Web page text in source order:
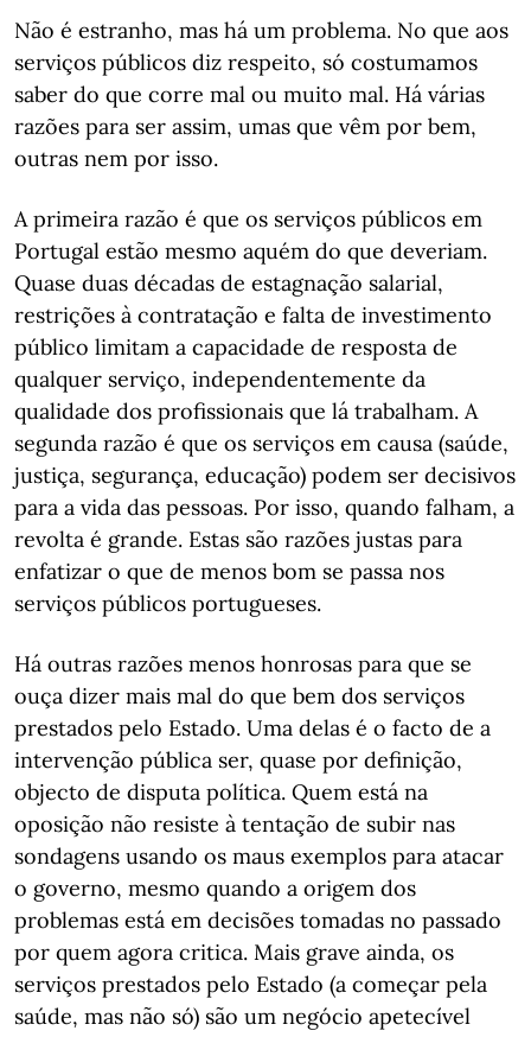
Não é estranho, mas há um problema. No que aos
serviços públicos diz respeito, só costumamos
saber do que corre mal ou muito mal. Há várias
razões para ser assim, umas que vêm por bem,
outras nem por isso.
A primeira razão é que os serviços públicos em
Portugal estão mesmo aquém do que deveriam.
Quase duas décadas de estagnação salarial,
restrições à contratação e falta de investimento
público limitam a capacidade de resposta de
qualquer serviço, independentemente da
qualidade dos profissionais que lá trabalham. A
segunda razão é que os serviços em causa (saúde,
justiça, segurança, educação) podem ser decisivos
para a vida das pessoas. Por isso, quando falham, a
revolta é grande. Estas são razões justas para
enfatizar o que de menos bom se passa nos
serviços públicos portugueses.
Há outras razões menos honrosas para que se
ouça dizer mais mal do que bem dos serviços
prestados pelo Estado. Uma delas é o facto de a
intervenção pública ser, quase por definição,
objecto de disputa política. Quem está na
oposição não resiste à tentação de subir nas
sondagens usando os maus exemplos para atacar
o governo, mesmo quando a origem dos
problemas está em decisões tomadas no passado
por quem agora critica. Mais grave ainda, os
serviços prestados pelo Estado (a começar pela
saúde, mas não só) são um negócio apetecível